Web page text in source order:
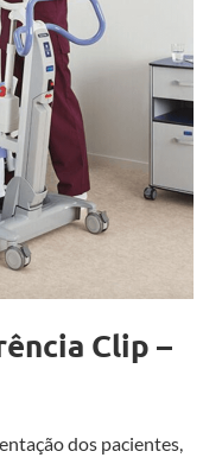
Clip –
dos pacientes,